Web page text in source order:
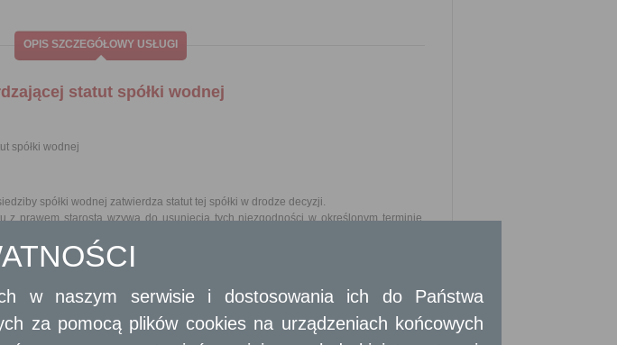
OPIS SZCZEGÓŁOWY USŁUGI
statut spółki wodnej
spółki wodnej
spółki wodnej zatwierdza statut tej spółki w drodze decyzji.
z prawem starosta wzywa do usunięcia tych niezgodności w określonym terminie,
wodnej.
statutu spółki przez osoby zainteresowane utworzeniem spółki.
wyboru organów spółki.
w naszym serwisie i dostosowania ich do Państwa
za pomocą plików cookies na urządzeniach końcowych